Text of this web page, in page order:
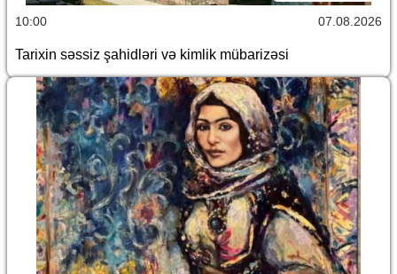
10:00 07.08.2026
Tarixin səssiz şahidləri və kimlik mübarizəsi